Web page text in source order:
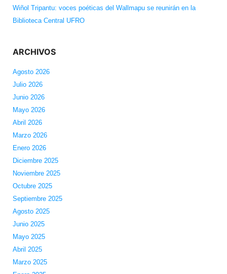
Wiñol Tripantu: voces poéticas del Wallmapu se reunirán en la
Biblioteca Central UFRO
ARCHIVOS
Agosto 2026
Julio 2026
Junio 2026
Mayo 2026
Abril 2026
Marzo 2026
Enero 2026
Diciembre 2025
Noviembre 2025
Octubre 2025
Septiembre 2025
Agosto 2025
Junio 2025
Mayo 2025
Abril 2025
Marzo 2025